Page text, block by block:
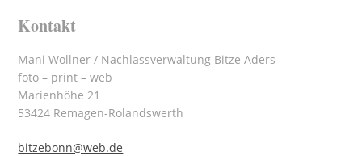
Kontakt
Mani Wollner / Nachlassverwaltung Bitze Aders
foto – print – web
Marienhöhe 21
53424 Remagen-Rolandswerth
bitzebonn@web.de